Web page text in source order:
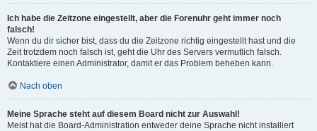
Ich habe die Zeitzone eingestellt, aber die Forenuhr geht immer noch
falsch!
Wenn du dir sicher bist, dass du die Zeitzone richtig eingestellt hast und die
Zeit trotzdem noch falsch ist, geht die Uhr des Servers vermutlich falsch.
Kontaktiere einen Administrator, damit er das Problem beheben kann.
Nach oben
Meine Sprache steht auf diesem Board nicht zur Auswahl!
Meist hat die Board-Administration entweder deine Sprache nicht installiert